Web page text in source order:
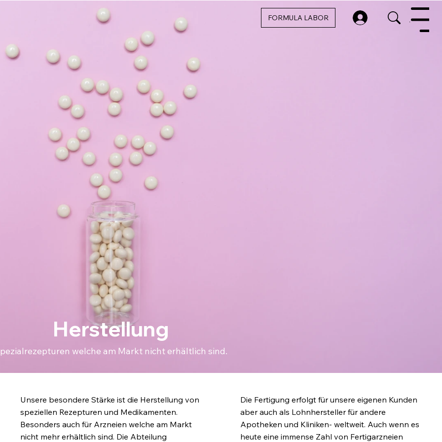
FORMULA LABOR Menu
Herstellung
welche am Markt nicht erhältlich sind.
Unsere besondere Stärke ist die Herstellung von
speziellen Rezepturen und Medikamenten.
Besonders auch für Arzneien welche am Markt
nicht mehr erhältlich sind. Die Abteilung
Die Fertigung erfolgt für unsere eigenen Kunden
aber auch als Lohnhersteller für andere
Apotheken und Kliniken- weltweit. Auch wenn es
heute eine immense Zahl von Fertigarzneien